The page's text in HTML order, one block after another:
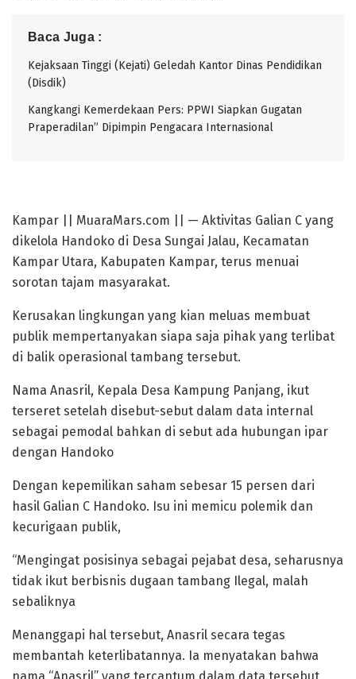
Baca Juga :
Kejaksaan Tinggi (Kejati) Geledah Kantor Dinas Pendidikan
(Disdik)
Kangkangi Kemerdekaan Pers: PPWI Siapkan Gugatan
Praperadilan” Dipimpin Pengacara Internasional
Kampar || MuaraMars.com || — Aktivitas Galian C yang
dikelola Handoko di Desa Sungai Jalau, Kecamatan
Kampar Utara, Kabupaten Kampar, terus menuai
sorotan tajam masyarakat.
Kerusakan lingkungan yang kian meluas membuat
publik mempertanyakan siapa saja pihak yang terlibat
di balik operasional tambang tersebut.
Nama Anasril, Kepala Desa Kampung Panjang, ikut
terseret setelah disebut-sebut dalam data internal
sebagai pemodal bahkan di sebut ada hubungan ipar
dengan Handoko
Dengan kepemilikan saham sebesar 15 persen dari
hasil Galian C Handoko. Isu ini memicu polemik dan
kecurigaan publik,
“Mengingat posisinya sebagai pejabat desa, seharusnya
tidak ikut berbisnis dugaan tambang Ilegal, malah
sebaliknya
Menanggapi hal tersebut, Anasril secara tegas
membantah keterlibatannya. Ia menyatakan bahwa